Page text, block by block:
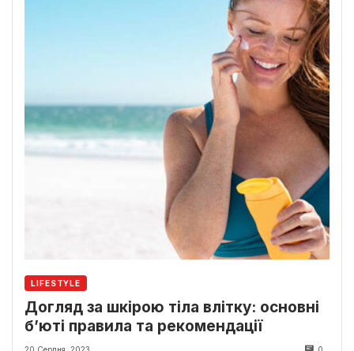
LIFESTYLE
Догляд за шкірою тіла влітку: основні
б’юті правила та рекомендації